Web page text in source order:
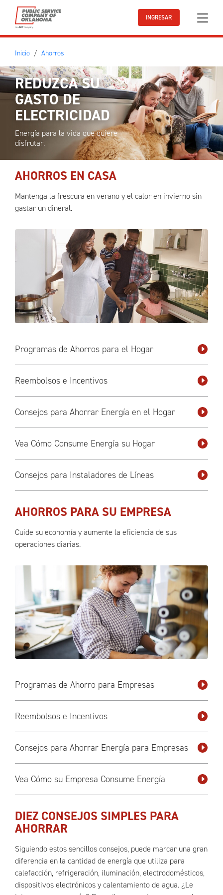
Ir al contenido principal
INGRESAR
Inicio Ahorros
REDUZCA SU
GASTO DE
ELECTRICIDAD
Energía para la vida que quiere
disfrutar.
AHORROS EN CASA
Mantenga la frescura en verano y el calor en invierno sin
gastar un dineral.
Programas de Ahorros para el Hogar
Reembolsos e Incentivos
Consejos para Ahorrar Energía en el Hogar
Vea Cómo Consume Energía su Hogar
Consejos para Instaladores de Líneas
AHORROS PARA SU EMPRESA
Cuide su economía y aumente la eficiencia de sus
operaciones diarias.
Programas de Ahorro para Empresas
Reembolsos e Incentivos
Consejos para Ahorrar Energía para Empresas
Vea Cómo su Empresa Consume Energía
DIEZ CONSEJOS SIMPLES PARA
AHORRAR
Siguiendo estos sencillos consejos, puede marcar una gran
diferencia en la cantidad de energía que utiliza para
calefacción, refrigeración, iluminación, electrodomésticos,
dispositivos electrónicos y calentamiento de agua. ¿Le